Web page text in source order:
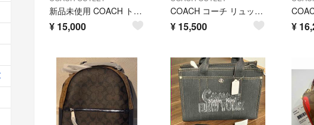
新品未使用 COACH トートバッグ
¥ 15,000
COACH コーチ リュックサック 6167 美品 新品 未使用品
¥ 15,500 ¥